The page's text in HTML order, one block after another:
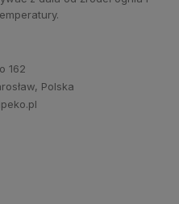
162
Polska